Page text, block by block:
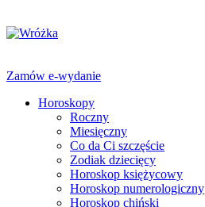
Zamów e-wydanie
Horoskopy
Roczny
Miesięczny
Co da Ci szczęście
Zodiak dziecięcy
Horoskop księżycowy
Horoskop numerologiczny
Horoskop chiński